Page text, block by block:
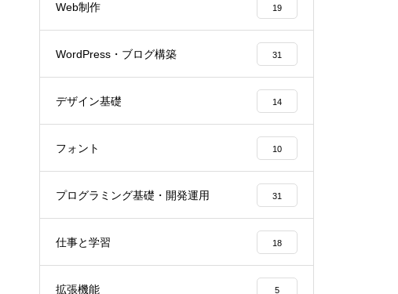
Web制作 19
WordPress・ブログ構築 31
デザイン基礎 14
フォント 10
プログラミング基礎・開発運用 31
仕事と学習 18
拡張機能 5